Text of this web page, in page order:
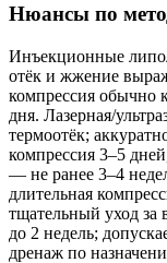
Нюансы по
Инъекционные
отёк и жжение
компрессия обычно
дня. Лазерная/
термоотёк;
компрессия 3–5
— не ранее 3–4
длительная
тщательный уход за
до 2 недель;
дренаж по